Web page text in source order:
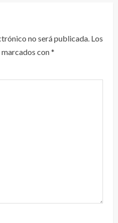
no será publicada. Los
con*